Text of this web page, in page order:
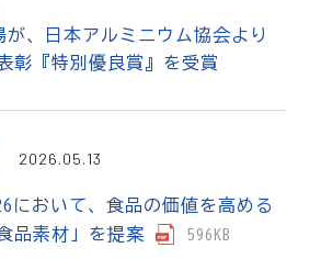
が、日本アルミニウム協会より
彰『特別優良賞』を受賞
2026.05.13
において、食品の価値を高める
品素材」を提案
596KB